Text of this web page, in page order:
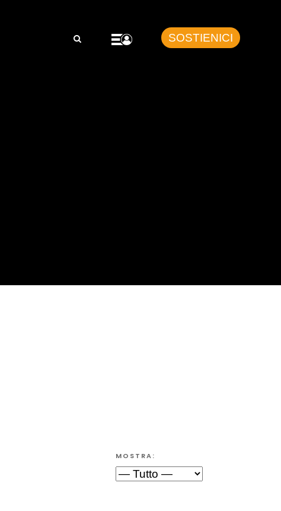
SOSTIENICI
MOSTRA: